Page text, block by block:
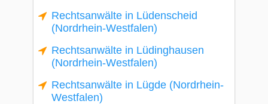
Rechtsanwälte in Lüdenscheid
(Nordrhein-Westfalen)
Rechtsanwälte in Lüdinghausen
(Nordrhein-Westfalen)
Rechtsanwälte in Lügde (Nordrhein-
Westfalen)